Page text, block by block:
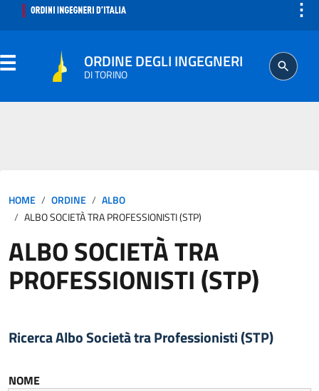
⋮
ORDINE DEGLI INGEGNERI
DI TORINO
ISCRITTO
PROFESSIONE
AGGIORNAMENTO PROFESSIONALE
HOME ORDINE
ALBO
ALBO SOCIETÀ TRA PROFESSIONISTI (STP)
ALBO SOCIETÀ TRA
PROFESSIONISTI (STP)
Ricerca Albo Società tra Professionisti (STP)
NOME